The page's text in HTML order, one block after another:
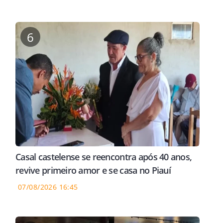
6
Casal castelense se reencontra após 40 anos,
revive primeiro amor e se casa no Piauí
07/08/2026 16:45